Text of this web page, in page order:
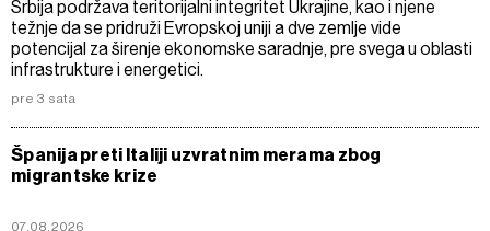
Srbija podržava teritorijalni integritet Ukrajine, kao i njene
težnje da se pridruži Evropskoj uniji a dve zemlje vide
potencijal za širenje ekonomske saradnje, pre svega u oblasti
infrastrukture i energetici.
pre 3 sata
Španija preti Italiji uzvratnim merama zbog
migrantske krize
07.08.2026